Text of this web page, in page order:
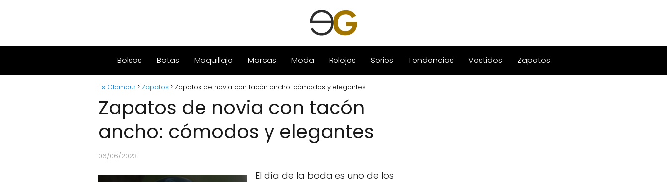
Bolsos Botas Maquillaje Marcas Moda Relojes Series Tendencias Vestidos Zapatos
Es Glamour Zapatos Zapatos de novia con tacón ancho: cómodos y elegantes
Zapatos de novia con tacón
ancho: cómodos y elegantes
06/06/2023
El día de la boda es uno de los